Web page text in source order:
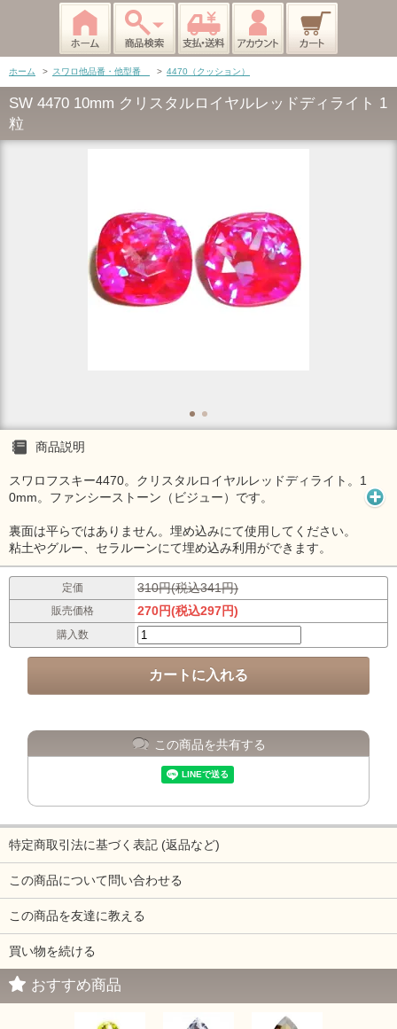
ホーム > スワロ他品番・他型番 > 4470（クッション）
SW 4470 10mm クリスタルロイヤルレッドディライト 1
粒
商品説明
スワロフスキー4470。クリスタルロイヤルレッドディライト。1
0mm。ファンシーストーン（ビジュー）です。
裏面は平らではありません。埋め込みにて使用してください。
粘土やグルー、セラルーンにて埋め込み利用ができます。
定価 310円(税込341円)
販売価格 270円(税込297円)
購入数
この商品を共有する
特定商取引法に基づく表記 (返品など)
この商品について問い合わせる
この商品を友達に教える
買い物を続ける
おすすめ商品